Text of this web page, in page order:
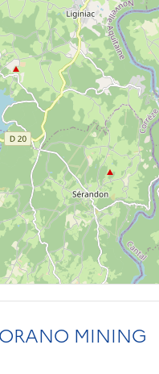
MINING